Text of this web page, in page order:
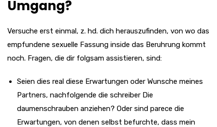
Umgang?
Versuche erst einmal, z. hd. dich herauszufinden, von wo das
empfundene sexuelle Fassung inside das Beruhrung kommt
noch. Fragen, die dir folgsam assistieren, sind:
Seien dies real diese Erwartungen oder Wunsche meines
Partners, nachfolgende die schreiber Die
daumenschrauben anziehen? Oder sind parece die
Erwartungen, von denen selbst befurchte, dass mein